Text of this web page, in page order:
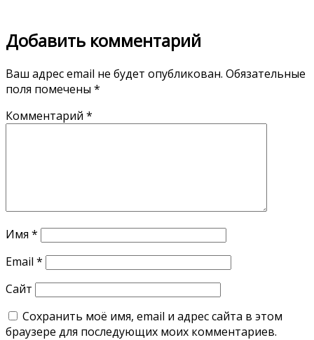
Добавить комментарий
Ваш адрес email не будет опубликован. Обязательные
поля помечены *
Комментарий *
Имя *
Email *
Сайт
Сохранить моё имя, email и адрес сайта в этом
браузере для последующих моих комментариев.